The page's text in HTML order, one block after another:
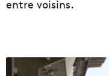
entre voisins.